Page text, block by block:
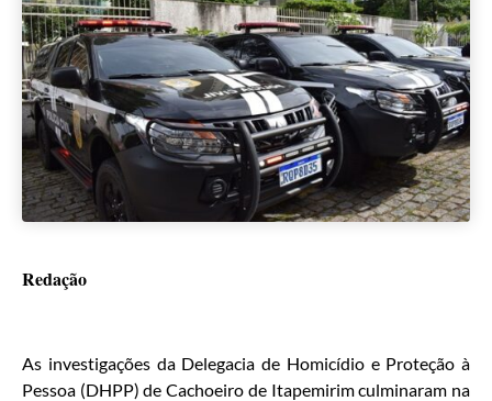
Redação
As investigações da Delegacia de Homicídio e Proteção à
Pessoa (DHPP) de Cachoeiro de Itapemirim culminaram na